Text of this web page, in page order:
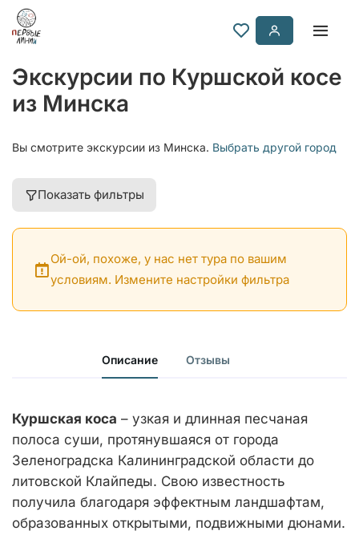
Экскурсии по Куршской косе
из Минска
Вы смотрите экскурсии из Минска. Выбрать другой город
Показать фильтры
Ой-ой, похоже, у нас нет тура по вашим
условиям. Измените настройки фильтра
Описание Отзывы
Куршская коса – узкая и длинная песчаная
полоса суши, протянувшаяся от города
Зеленоградска Калининградской области до
литовской Клайпеды. Свою известность
получила благодаря эффектным ландшафтам,
образованных открытыми, подвижными дюнами.